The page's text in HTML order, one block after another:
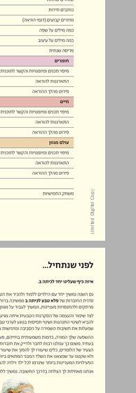
לפני שנתחיל... ... 4